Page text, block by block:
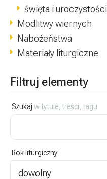
święta i uroczystości
Modlitwy wiernych
Nabożeństwa
Materiały liturgiczne
Filtruj elementy
Szukaj w tytule, treści, tagu
Rok liturgiczny
dowolny